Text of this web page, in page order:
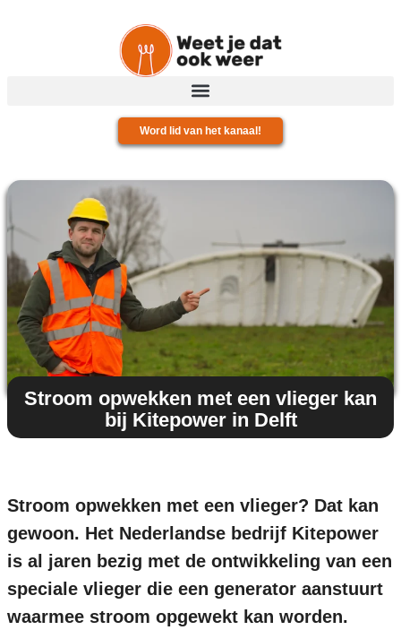
Word lid van het kanaal!
Stroom opwekken met een vlieger kan
bij Kitepower in Delft
Stroom opwekken met een vlieger? Dat kan
gewoon. Het Nederlandse bedrijf Kitepower
is al jaren bezig met de ontwikkeling van een
speciale vlieger die een generator aanstuurt
waarmee stroom opgewekt kan worden.